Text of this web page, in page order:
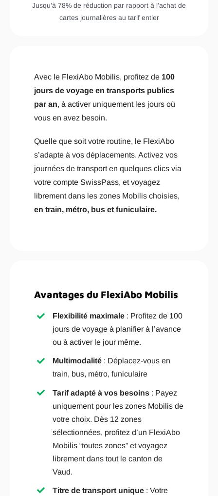
Jusqu’à 78% de réduction par rapport à l’achat de
cartes journalières au tarif entier
Avec le FlexiAbo Mobilis, profitez de 100
jours de voyage en transports publics
par an, à activer uniquement les jours où
vous en avez besoin.
Quelle que soit votre routine, le FlexiAbo
s’adapte à vos déplacements. Activez vos
journées de transport en quelques clics via
votre compte SwissPass, et voyagez
librement dans les zones Mobilis choisies,
en train, métro, bus et funiculaire.
Avantages du FlexiAbo Mobilis
Flexibilité maximale : Profitez de 100
jours de voyage à planifier à l’avance
ou à activer le jour même.
Multimodalité : Déplacez-vous en
train, bus, métro, funiculaire
Tarif adapté à vos besoins : Payez
uniquement pour les zones Mobilis de
votre choix. Dès 12 zones
sélectionnées, profitez d’un FlexiAbo
Mobilis “toutes zones” et voyagez
librement dans tout le canton de
Vaud.
Titre de transport unique : Votre